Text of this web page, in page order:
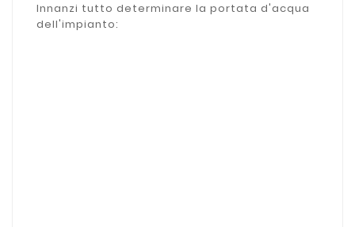
Innanzi tutto determinare la portata d'acqua
dell'impianto: